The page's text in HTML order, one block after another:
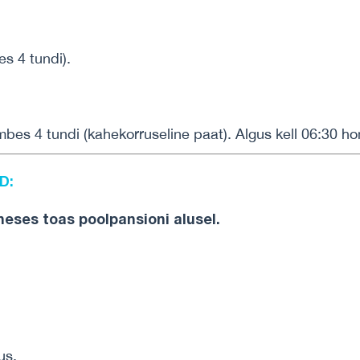
4 tundi).
4 tundi (kahekorruseline paat). Algus kell 06:30
toas poolpansioni alusel.